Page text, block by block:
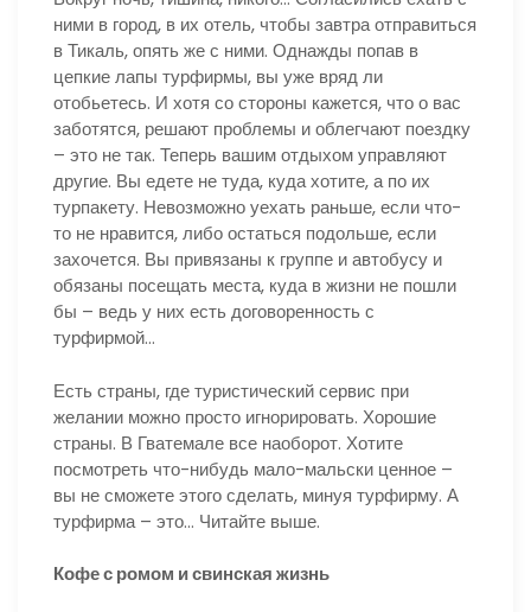
ними в город, в их отель, чтобы завтра отправиться
в Тикаль, опять же с ними. Однажды попав в
цепкие лапы турфирмы, вы уже вряд ли
отобьетесь. И хотя со стороны кажется, что о вас
заботятся, решают проблемы и облегчают поездку
– это не так. Теперь вашим отдыхом управляют
другие. Вы едете не туда, куда хотите, а по их
турпакету. Невозможно уехать раньше, если что-
то не нравится, либо остаться подольше, если
захочется. Вы привязаны к группе и автобусу и
обязаны посещать места, куда в жизни не пошли
бы – ведь у них есть договоренность с
турфирмой…
Есть страны, где туристический сервис при
желании можно просто игнорировать. Хорошие
страны. В Гватемале все наоборот. Хотите
посмотреть что-нибудь мало-мальски ценное –
вы не сможете этого сделать, минуя турфирму. А
турфирма – это… Читайте выше.
Кофе с ромом и свинская жизнь